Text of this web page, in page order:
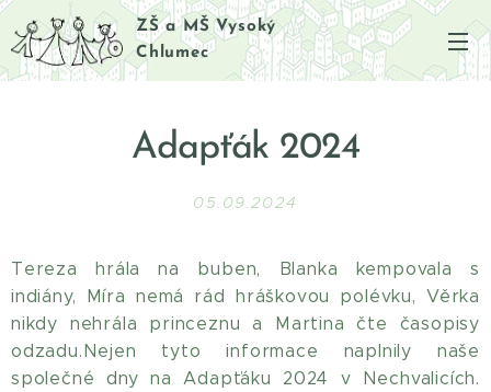
ZŠ a MŠ Vysoký
Chlumec
Adapťák 2024
05.09.2024
Tereza hrála na buben, Blanka kempovala s
indiány, Míra nemá rád hráškovou polévku, Věrka
nikdy nehrála princeznu a Martina čte časopisy
odzadu.Nejen tyto informace naplnily naše
společné dny na Adapťáku 2024 v Nechvalicích.